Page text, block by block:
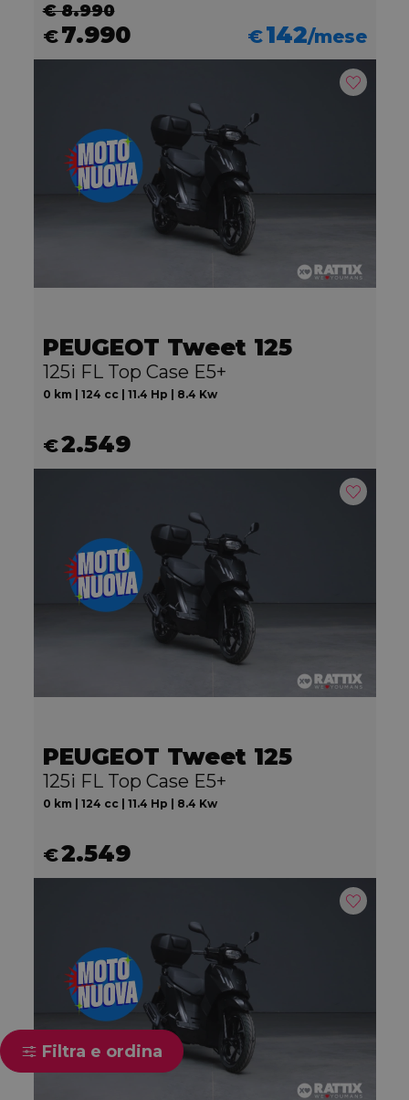
€ 8.990
€7.990 €142/mese
PEUGEOT Tweet 125
125i FL Top Case E5+
0 km | 124 cc | 11.4 Hp | 8.4 Kw
€2.549
PEUGEOT Tweet 125
125i FL Top Case E5+
0 km | 124 cc | 11.4 Hp | 8.4 Kw
€2.549
Filtra e ordina